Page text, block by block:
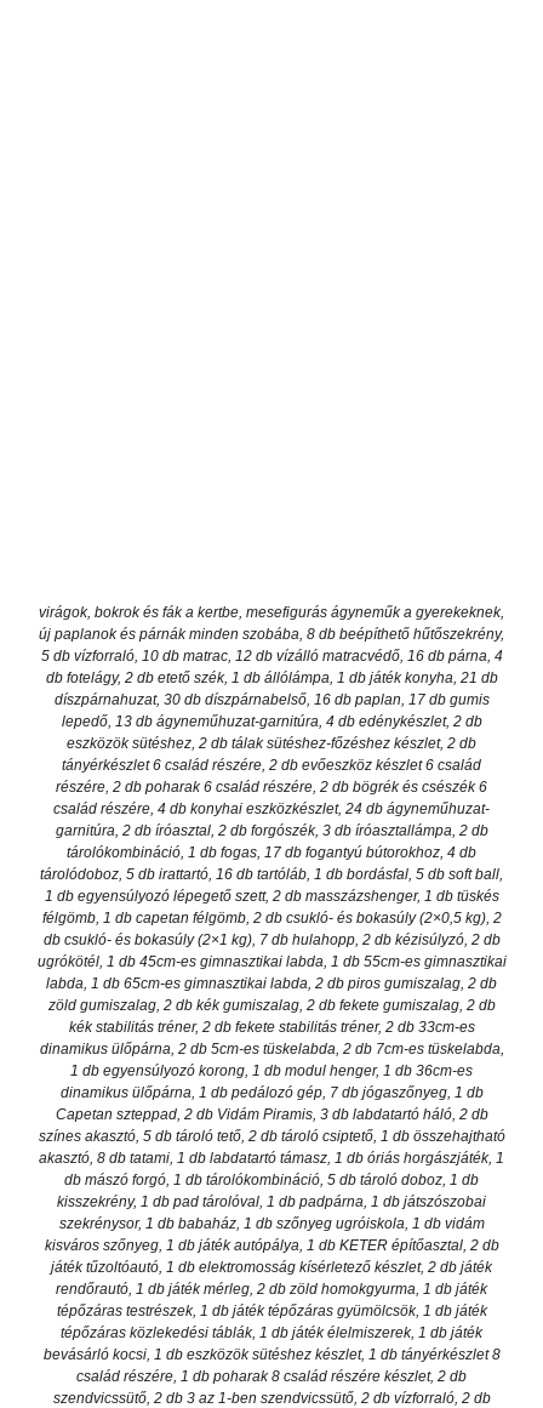
virágok, bokrok és fák a kertbe, mesefigurás ágyneműk a gyerekeknek,
új paplanok és párnák minden szobába, 8 db beépíthető hűtőszekrény,
5 db vízforraló, 10 db matrac, 12 db vízálló matracvédő, 16 db párna, 4
db fotelágy, 2 db etető szék, 1 db állólámpa, 1 db játék konyha, 21 db
díszpárnahuzat, 30 db díszpárnabelső, 16 db paplan, 17 db gumis
lepedő, 13 db ágyneműhuzat-garnitúra, 4 db edénykészlet, 2 db
eszközök sütéshez, 2 db tálak sütéshez-főzéshez készlet, 2 db
tányérkészlet 6 család részére, 2 db evőeszköz készlet 6 család
részére, 2 db poharak 6 család részére, 2 db bögrék és csészék 6
család részére, 4 db konyhai eszközkészlet, 24 db ágyneműhuzat-
garnitúra, 2 db íróasztal, 2 db forgószék, 3 db íróasztallámpa, 2 db
tárolókombináció, 1 db fogas, 17 db fogantyú bútorokhoz, 4 db
tárolódoboz, 5 db irattartó, 16 db tartóláb, 1 db bordásfal, 5 db soft ball,
1 db egyensúlyozó lépegető szett, 2 db masszázshenger, 1 db tüskés
félgömb, 1 db capetan félgömb, 2 db csukló- és bokasúly (2×0,5 kg), 2
db csukló- és bokasúly (2×1 kg), 7 db hulahopp, 2 db kézisúlyzó, 2 db
ugrókötél, 1 db 45cm-es gimnasztikai labda, 1 db 55cm-es gimnasztikai
labda, 1 db 65cm-es gimnasztikai labda, 2 db piros gumiszalag, 2 db
zöld gumiszalag, 2 db kék gumiszalag, 2 db fekete gumiszalag, 2 db
kék stabilitás tréner, 2 db fekete stabilitás tréner, 2 db 33cm-es
dinamikus ülőpárna, 2 db 5cm-es tüskelabda, 2 db 7cm-es tüskelabda,
1 db egyensúlyozó korong, 1 db modul henger, 1 db 36cm-es
dinamikus ülőpárna, 1 db pedálozó gép, 7 db jógaszőnyeg, 1 db
Capetan szteppad, 2 db Vidám Piramis, 3 db labdatartó háló, 2 db
színes akasztó, 5 db tároló tető, 2 db tároló csiptető, 1 db összehajtható
akasztó, 8 db tatami, 1 db labdatartó támasz, 1 db óriás horgászjáték, 1
db mászó forgó, 1 db tárolókombináció, 5 db tároló doboz, 1 db
kisszekrény, 1 db pad tárolóval, 1 db padpárna, 1 db játszószobai
szekrénysor, 1 db babaház, 1 db szőnyeg ugróiskola, 1 db vidám
kisváros szőnyeg, 1 db játék autópálya, 1 db KETER építőasztal, 2 db
játék tűzoltóautó, 1 db elektromosság kísérletező készlet, 2 db játék
rendőrautó, 1 db játék mérleg, 2 db zöld homokgyurma, 1 db játék
tépőzáras testrészek, 1 db játék tépőzáras gyümölcsök, 1 db játék
tépőzáras közlekedési táblák, 1 db játék élelmiszerek, 1 db játék
bevásárló kocsi, 1 db eszközök sütéshez készlet, 1 db tányérkészlet 8
család részére, 1 db poharak 8 család részére készlet, 2 db
szendvicssütő, 2 db 3 az 1-ben szendvicssütő, 2 db vízforraló, 2 db